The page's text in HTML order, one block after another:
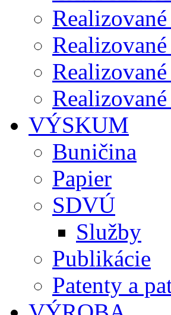
VÝSKUM
Buničina
Papier
SDVÚ
Služby
Publikácie
Patenty a